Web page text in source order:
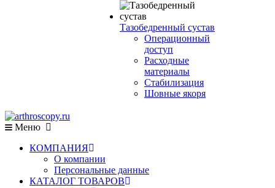
Тазобедренный сустав
Операционный
доступ
Расходные
материалы
Стабилизация
Шовные якоря
Меню
КОМПАНИЯ
О компании
Персональные данные
КАТАЛОГ ТОВАРОВ